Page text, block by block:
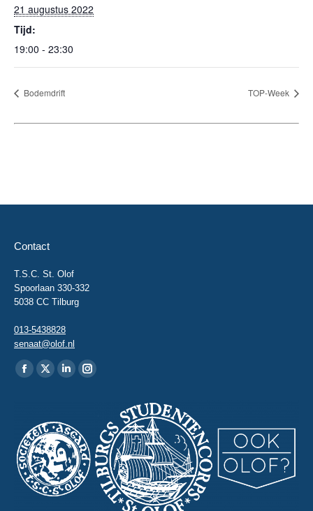
21 augustus 2022
Tijd:
19:00 - 23:30
Bodemdrift TOP-Week
Contact
T.S.C. St. Olof
Spoorlaan 330-332
5038 CC Tilburg
013-5438828
senaat@olof.nl
Vind ons op:
Facebook
in
new
window
X
in
new
window
Linkedin
in
new
window
Instagram
new
window